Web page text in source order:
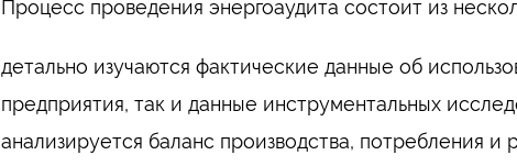
Процесс проведения энергоаудита состоит из
детально изучаются фактические данные об
предприятия, так и данные инструментальных
анализируется баланс производства, потребления